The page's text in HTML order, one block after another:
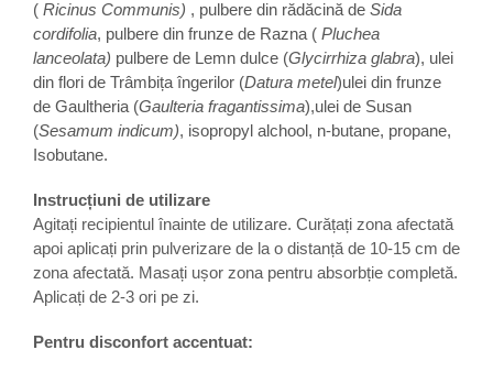
( Ricinus Communis) , pulbere din rădăcină de Sida
cordifolia, pulbere din frunze de Razna ( Pluchea
lanceolata) pulbere de Lemn dulce (Glycirrhiza glabra), ulei
din flori de Trâmbița îngerilor (Datura metel)ulei din frunze
de Gaultheria (Gaulteria fragantissima),ulei de Susan
(Sesamum indicum), isopropyl alchool, n-butane, propane,
Isobutane.
Instrucțiuni de utilizare
Agitați recipientul înainte de utilizare. Curățați zona afectată
apoi aplicați prin pulverizare de la o distanță de 10-15 cm de
zona afectată. Masați ușor zona pentru absorbție completă.
Aplicați de 2-3 ori pe zi.
Pentru disconfort accentuat: